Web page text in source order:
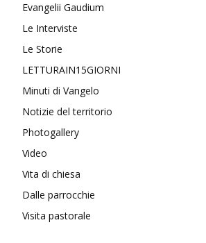
Evangelii Gaudium
Le Interviste
Le Storie
LETTURAIN15GIORNI
Minuti di Vangelo
Notizie del territorio
Photogallery
Video
Vita di chiesa
Dalle parrocchie
Visita pastorale